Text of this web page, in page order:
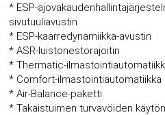
* ESP-
sivutuuliavustin
* ESP-kaarredynamiikka-avustin
* ASR-luistonestorajoitin
* Thermatic-
* Comfort-
* Air-Balance-paketti
* Takaistuimen turvavöiden